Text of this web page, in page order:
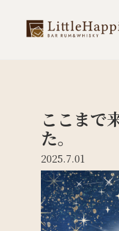
ここまで
た。
2025.7.01